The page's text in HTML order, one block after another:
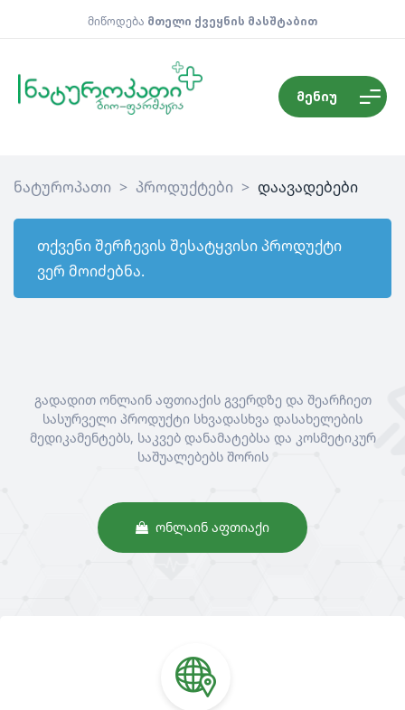
მიწოდება მთელი ქვეყნის მასშტაბით
მენიუ
ნატუროპათი > პროდუქტები > დაავადებები
თქვენი შერჩევის შესატყვისი პროდუქტი
ვერ მოიძებნა.
გადადით ონლაინ აფთიაქის გვერდზე და შეარჩიეთ
სასურველი პროდუქტი სხვადასხვა დასახელების
მედიკამენტებს, საკვებ დანამატებსა და კოსმეტიკურ
საშუალებებს შორის
ᲝᲜᲚᲐᲘᲜ ᲐᲤᲗᲘᲐᲥᲘ